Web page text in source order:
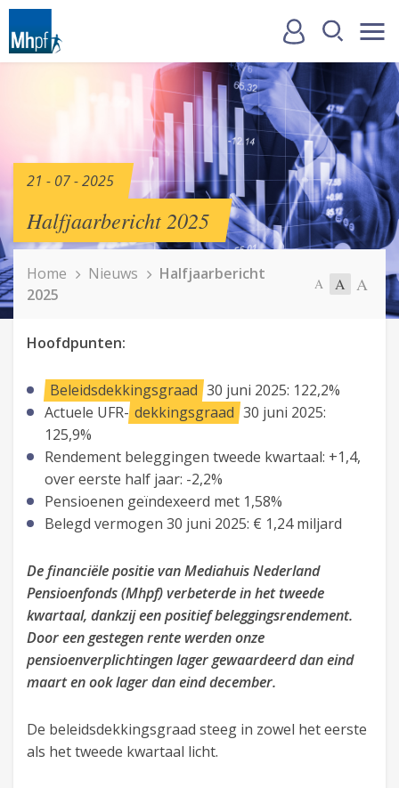
21 - 07 - 2025
Halfjaarbericht 2025
Home Nieuws
Halfjaarbericht
2025
A A A
Hoofdpunten:
Beleidsdekkingsgraad 30 juni 2025: 122,2%
Actuele UFR- dekkingsgraad 30 juni 2025:
125,9%
Rendement beleggingen tweede kwartaal: +1,4,
over eerste half jaar: -2,2%
Pensioenen geïndexeerd met 1,58%
Belegd vermogen 30 juni 2025: € 1,24 miljard
De financiële positie van Mediahuis Nederland
Pensioenfonds (Mhpf) verbeterde in het tweede
kwartaal, dankzij een positief beleggingsrendement.
Door een gestegen rente werden onze
pensioenverplichtingen lager gewaardeerd dan eind
maart en ook lager dan eind december.
De beleidsdekkingsgraad steeg in zowel het eerste
als het tweede kwartaal licht.